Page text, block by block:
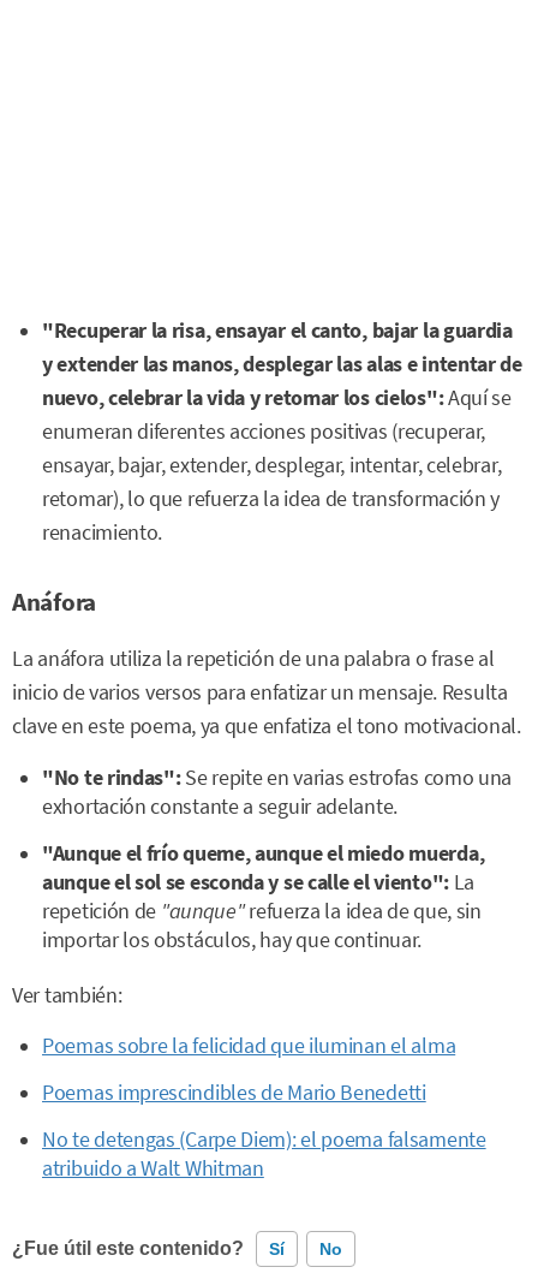
"Recuperar la risa, ensayar el canto, bajar la guardia
y extender las manos, desplegar las alas e intentar de
nuevo, celebrar la vida y retomar los cielos":Aquí se
enumeran diferentes acciones positivas (recuperar,
ensayar, bajar, extender, desplegar, intentar, celebrar,
retomar), lo que refuerza la idea de transformación y
renacimiento.
Anáfora
La anáfora utiliza la repetición de una palabra o frase al
inicio de varios versos para enfatizar un mensaje. Resulta
clave en este poema, ya que enfatiza el tono motivacional.
"No te rindas":Se repite en varias estrofas como una
exhortación constante a seguir adelante.
"Aunque el frío queme, aunque el miedo muerda,
aunque el sol se esconda y se calle el viento": La
repetición de "aunque"refuerza la idea de que, sin
importar los obstáculos, hay que continuar.
Ver también:
Poemas sobre la felicidad que iluminan el alma
Poemas imprescindibles de Mario Benedetti
No te detengas (Carpe Diem): el poema falsamente
atribuido a Walt Whitman
¿Fue útil este contenido? Sí No